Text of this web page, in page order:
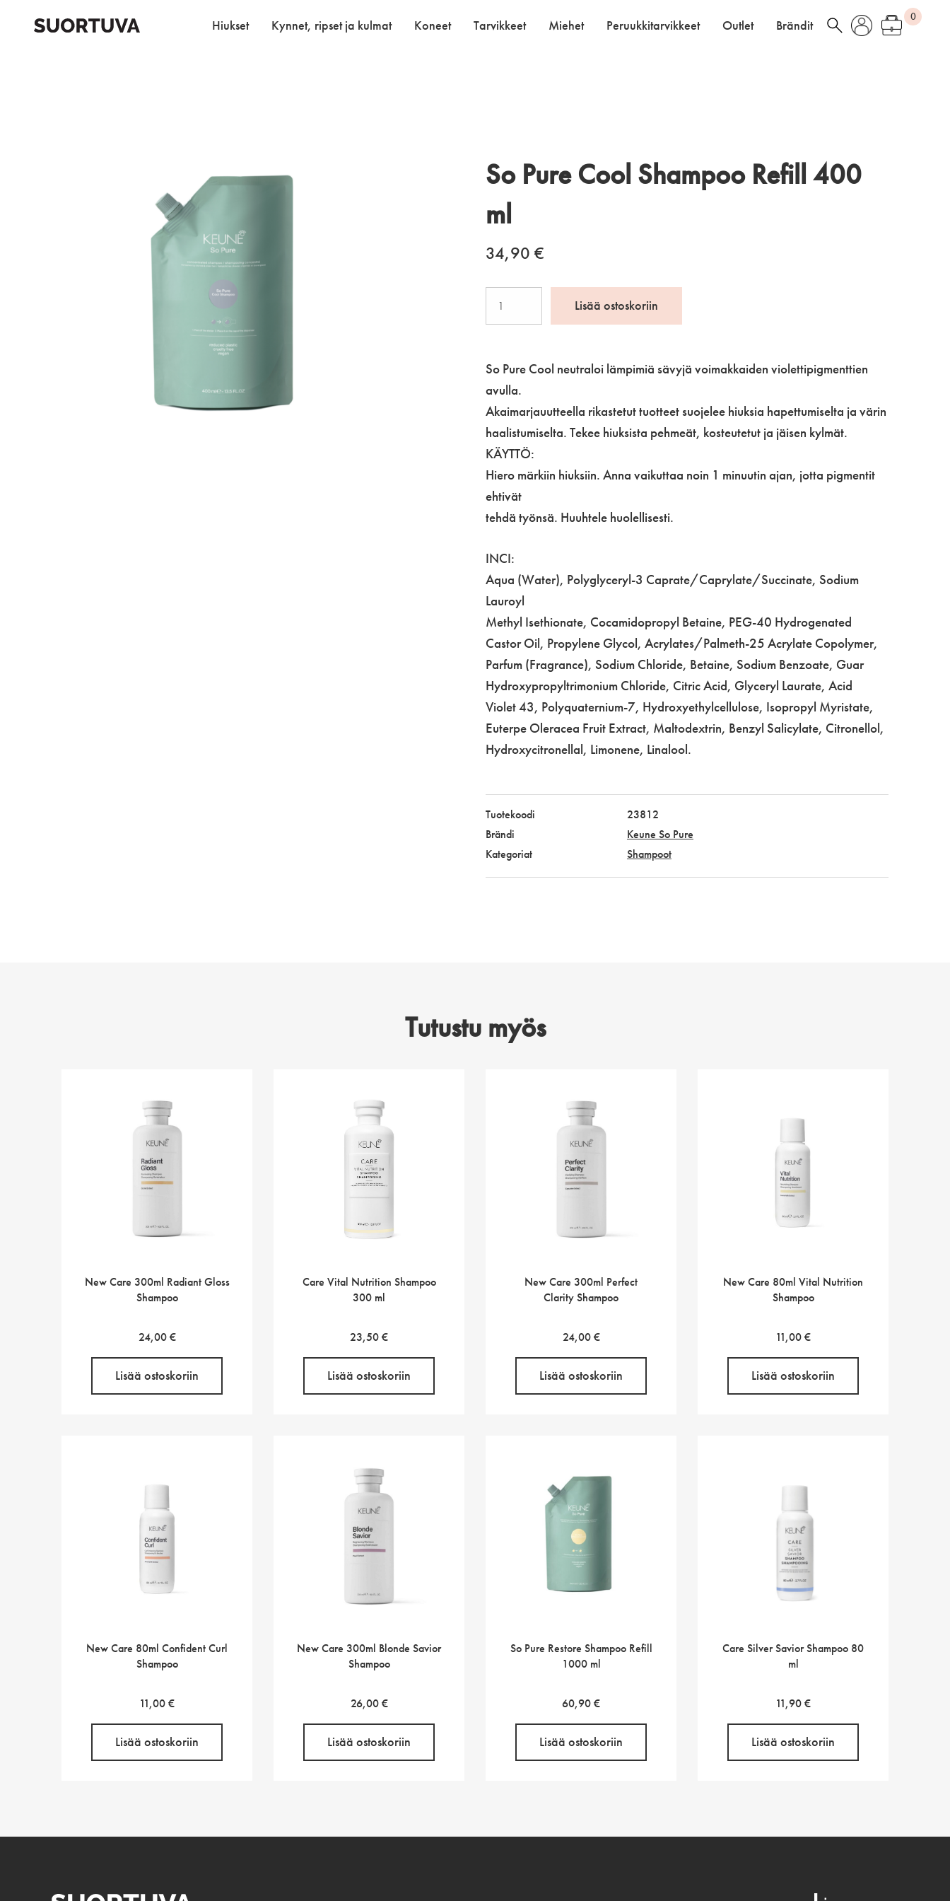
Hiukset Kynnet, ripset ja kulmat Koneet Tarvikkeet Miehet Peruukkitarvikkeet Outlet Brändit
0
So Pure Cool Shampoo Refill 400
ml
34,90 €
Shampoo
Refill
400
ml
määrä
Lisää ostoskoriin
So Pure Cool neutraloi lämpimiä sävyjä voimakkaiden violettipigmenttien
avulla.
Akaimarjauutteella rikastetut tuotteet suojelee hiuksia hapettumiselta ja värin
haalistumiselta. Tekee hiuksista pehmeät, kosteutetut ja jäisen kylmät.
KÄYTTÖ:
Hiero märkiin hiuksiin. Anna vaikuttaa noin 1 minuutin ajan, jotta pigmentit
ehtivät
tehdä työnsä. Huuhtele huolellisesti.
INCI:
Aqua (Water), Polyglyceryl-3 Caprate/Caprylate/Succinate, Sodium
Lauroyl
Methyl Isethionate, Cocamidopropyl Betaine, PEG-40 Hydrogenated
Castor Oil, Propylene Glycol, Acrylates/Palmeth-25 Acrylate Copolymer,
Parfum (Fragrance), Sodium Chloride, Betaine, Sodium Benzoate, Guar
Hydroxypropyltrimonium Chloride, Citric Acid, Glyceryl Laurate, Acid
Violet 43, Polyquaternium-7, Hydroxyethylcellulose, Isopropyl Myristate,
Euterpe Oleracea Fruit Extract, Maltodextrin, Benzyl Salicylate, Citronellol,
Hydroxycitronellal, Limonene, Linalool.
Tuotekoodi
23812
Brändi
Keune So Pure
Kategoriat
Shampoot
Tutustu myös
New Care 300ml Radiant Gloss
Shampoo
24,00€
Lisää ostoskoriin
Care Vital Nutrition Shampoo
300 ml
23,50€
Lisää ostoskoriin
New Care 300ml Perfect
Clarity Shampoo
24,00€
Lisää ostoskoriin
New Care 80ml Vital Nutrition
Shampoo
11,00€
Lisää ostoskoriin
New Care 80ml Confident Curl
Shampoo
11,00€
Lisää ostoskoriin
New Care 300ml Blonde Savior
Shampoo
26,00€
Lisää ostoskoriin
So Pure Restore Shampoo Refill
1000 ml
60,90€
Lisää ostoskoriin
Care Silver Savior Shampoo 80
ml
11,90€
Lisää ostoskoriin